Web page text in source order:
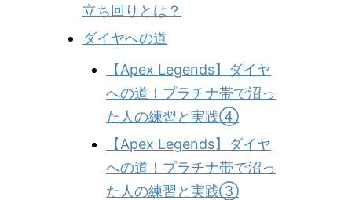
立ち回りとは？
ダイヤへの道
【Apex Legends】ダイヤ
への道！プラチナ帯で沼っ
た人の練習と実践④
【Apex Legends】ダイヤ
への道！プラチナ帯で沼っ
た人の練習と実践③